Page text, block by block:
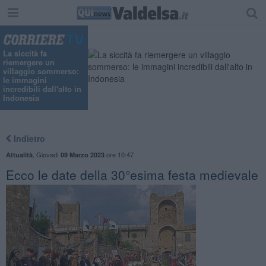
La siccità fa
riemergere un
villaggio sommerso:
le immagini
incredibili dall'alto in
Indonesia
Indietro
Attualità Giovedì 09 Marzo 2023ore 10:47
Ecco le date della 30°esima festa medievale